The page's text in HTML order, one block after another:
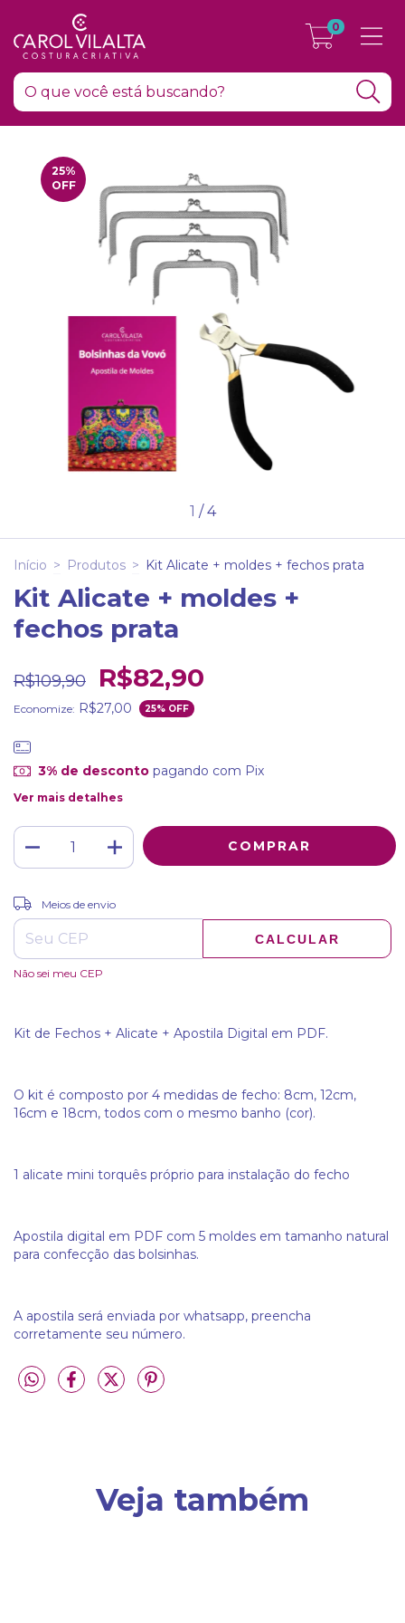
0
25%
OFF
1 /4
Início > Produtos > Kit Alicate + moldes + fechos prata
Kit Alicate + moldes +
fechos prata
R$109,90 R$82,90
Economize: R$27,00 25% OFF
3% de descontopagando com Pix
Ver mais detalhes
Entregas para o CEP:
Meios de envio
CALCULAR
Não sei meu CEP
Kit de Fechos + Alicate + Apostila Digital em PDF.
O kit é composto por 4 medidas de fecho: 8cm, 12cm,
16cm e 18cm, todos com o mesmo banho (cor).
1 alicate mini torquês próprio para instalação do fecho
Apostila digital em PDF com 5 moldes em tamanho natural
para confecção das bolsinhas.
A apostila será enviada por whatsapp, preencha
corretamente seu número.
Veja também